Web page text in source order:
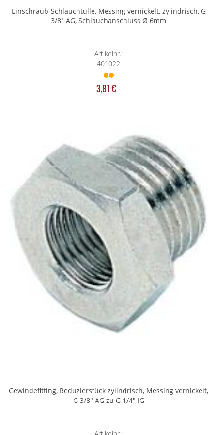
Einschraub-Schlauchtülle, Messing vernickelt, zylindrisch, G
3/8" AG, Schlauchanschluss Ø 6mm
Artikelnr.:
401022
3,81 €
Gewindefitting, Reduzierstück zylindrisch, Messing vernickelt,
G 3/8" AG zu G 1/4" IG